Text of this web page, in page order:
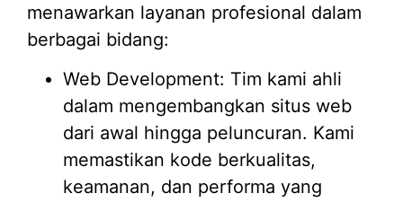
menawarkan layanan profesional dalam
berbagai bidang:
Web Development: Tim kami ahli
dalam mengembangkan situs web
dari awal hingga peluncuran. Kami
memastikan kode berkualitas,
keamanan, dan performa yang